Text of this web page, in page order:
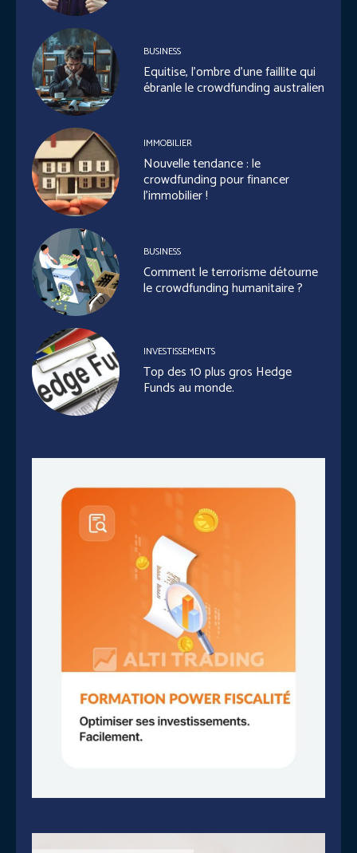
BUSINESS
Equitise, l’ombre d’une faillite qui
ébranle le crowdfunding australien
IMMOBILIER
Nouvelle tendance : le
crowdfunding pour financer
l’immobilier !
BUSINESS
Comment le terrorisme détourne
le crowdfunding humanitaire ?
INVESTISSEMENTS
Top des 10 plus gros Hedge
Funds au monde.